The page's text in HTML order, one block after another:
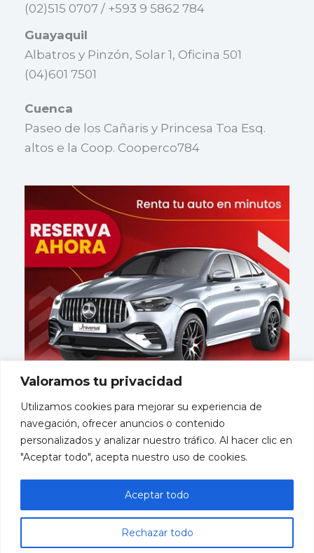
Valoramos tu privacidad
Utilizamos cookies para mejorar su experiencia de
navegación, ofrecer anuncios o contenido
personalizados y analizar nuestro tráfico. Al hacer clic en
"Aceptar todo", acepta nuestro uso de cookies.
Rechazar todo
Aceptar todo
(02)515 0707 / +593 9 5862 784
Guayaquil
Albatros y Pinzón, Solar 1, Oficina 501
(04)601 7501
Cuenca
Paseo de los Cañaris y Princesa Toa Esq.
altos e la Coop. Cooperco784
de